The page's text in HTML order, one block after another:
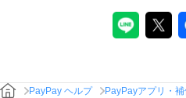
PayPay ヘルプ
PayPayアプリ・